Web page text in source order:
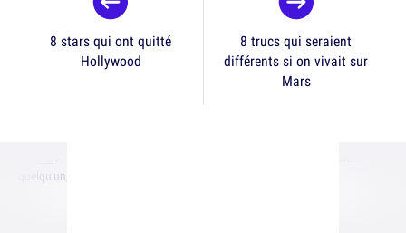
8 stars qui ont quitté
Hollywood
8 trucs qui seraient
différents si on vivait sur
Mars
quelqu'un, les red flags de la société